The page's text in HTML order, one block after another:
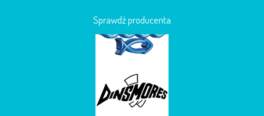
Sprawdź producenta